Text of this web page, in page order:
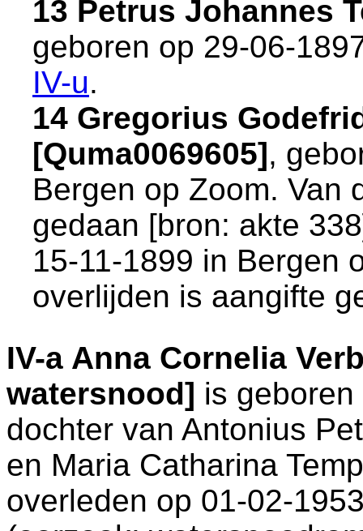
13 Petrus Johannes
geboren op 29-06-
IV-u.
14 Gregorius
[Quma0069605],
Bergen op Zoom. Van
gedaan [bron: akte 338
15-11-1899 in Bergen
overlijden is aangifte
IV-a Anna Cornelia
watersnood] is
dochter van Antonius
en Maria Catharina
overleden op 01-02-